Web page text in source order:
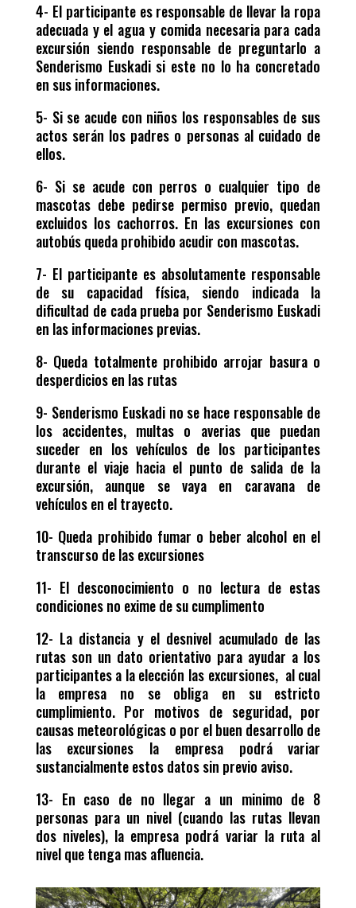
4- El participante es responsable de llevar la ropa
adecuada y el agua y comida necesaria para cada
excursión siendo responsable de preguntarlo a
Senderismo Euskadi si este no lo ha concretado
en sus informaciones.
5- Si se acude con niños los responsables de sus
actos serán los padres o personas al cuidado de
ellos.
6- Si se acude con perros o cualquier tipo de
mascotas debe pedirse permiso previo, quedan
excluidos los cachorros. En las excursiones con
autobús queda prohibido acudir con mascotas.
7- El participante es absolutamente responsable
de su capacidad física, siendo indicada la
dificultad de cada prueba por Senderismo Euskadi
en las informaciones previas.
8- Queda totalmente prohibido arrojar basura o
desperdicios en las rutas
9- Senderismo Euskadi no se hace responsable de
los accidentes, multas o averias que puedan
suceder en los vehículos de los participantes
durante el viaje hacia el punto de salida de la
excursión, aunque se vaya en caravana de
vehículos en el trayecto.
10- Queda prohibido fumar o beber alcohol en el
transcurso de las excursiones
11- El desconocimiento o no lectura de estas
condiciones no exime de su cumplimento
12- La distancia y el desnivel acumulado de las
rutas son un dato orientativo para ayudar a los
participantes a la elección las excursiones, al cual
la empresa no se obliga en su estricto
cumplimiento. Por motivos de seguridad, por
causas meteorológicas o por el buen desarrollo de
las excursiones la empresa podrá variar
sustancialmente estos datos sin previo aviso.
13- En caso de no llegar a un minimo de 8
personas para un nivel (cuando las rutas llevan
dos niveles), la empresa podrá variar la ruta al
nivel que tenga mas afluencia.